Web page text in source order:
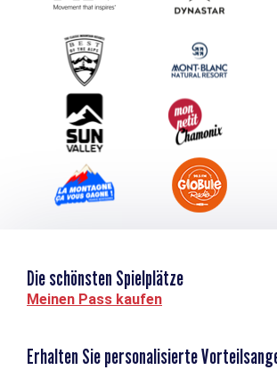
Schlagen Sie Ihr Event vor
Service groupes et séminaires
Herunterladen
Tourismus & Behinderung
Die schönsten Spielplätze
Meinen Pass kaufen
Erhalten Sie personalisierte